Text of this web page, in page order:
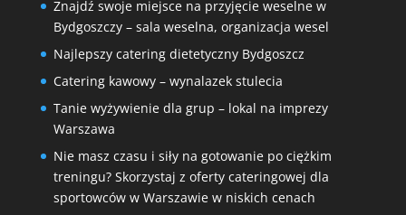
Znajdź swoje miejsce na przyjęcie weselne w
Bydgoszczy – sala weselna, organizacja wesel
Najlepszy catering dietetyczny Bydgoszcz
Catering kawowy – wynalazek stulecia
Tanie wyżywienie dla grup – lokal na imprezy
Warszawa
Nie masz czasu i siły na gotowanie po ciężkim
treningu? Skorzystaj z oferty cateringowej dla
sportowców w Warszawie w niskich cenach